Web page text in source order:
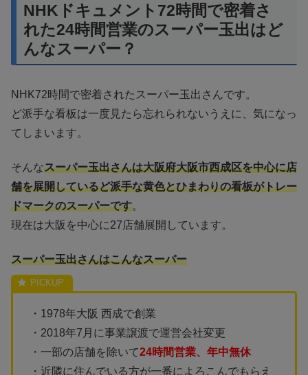
NHKドキュメント72時間で密着さ
れた24時間営業のスーパー玉出はど
んなスーパー？
NHK72時間で密着されたスーパー玉出さんです。
ど派手な看板は一度見たら忘れられないうえに、気になっ
てしまいます。
そんなスーパー玉出さんは大阪府大阪市西成区を中心に店
舗を展開しているど派手な黄色とひまわりの看板がトレー
ドマークのスーパーです。
現在は大阪を中心に27店舗展開しています。
スーパー玉出さんはこんなスーパー
・1978年大阪 西成で創業
・2018年7月に事業譲渡で運営会社変更
・一部の店舗を除いて24時間営業、年中無休
・近隣に住んでいる方が一番によろこんでもらえ